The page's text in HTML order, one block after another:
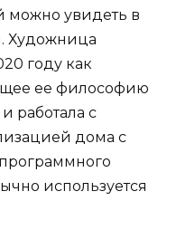
можно увидеть в
Художница
году как
ее философию
работала с
дома с
используется